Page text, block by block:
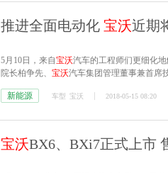
推进全面电动化 宝沃近期
5月10日，来自宝沃汽车的工程师们更细化
院长柏争先、 宝沃汽车集团管理董事兼首席
支持下，未来将实现全系电动化，近期将推
新能源 车型 宝沃 2018-05-15 08:20
宝沃BX6、BXi7正式上市